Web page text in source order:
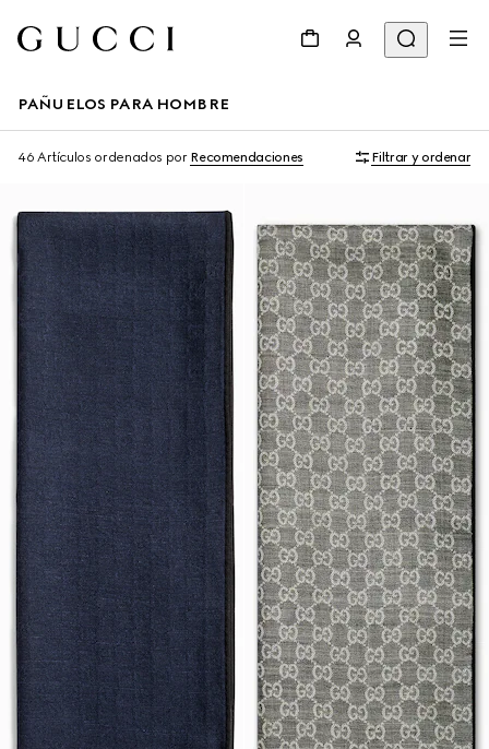
PAÑUELOS PARA HOMBRE
46 Artículos ordenados por Recomendaciones Filtrar y ordenar